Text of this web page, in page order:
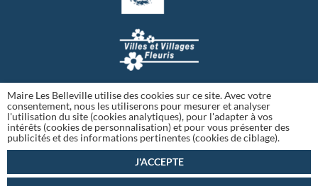
Maire Les Belleville utilise des cookies sur ce site. Avec votre
consentement, nous les utiliserons pour mesurer et analyser
l'utilisation du site (cookies analytiques), pour l'adapter à vos
intérêts (cookies de personnalisation) et pour vous présenter des
publicités et des informations pertinentes (cookies de ciblage).
J'ACCEPTE